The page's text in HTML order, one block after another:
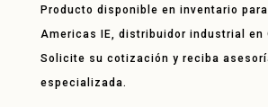
Producto disponible en inventario
Americas IE, distribuidor industrial en
Solicite su cotización y reciba
especializada.